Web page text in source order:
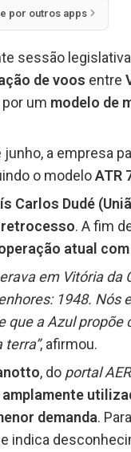
por outros apps
sessão
de voos entre
por um modelo de
junho, a empresa
o modeloATR
Carlos Dudé
. A fim
atual
em Vitória
1948.
que a Azul
, afirmou.
, do portal
amplamente
demanda.
indica